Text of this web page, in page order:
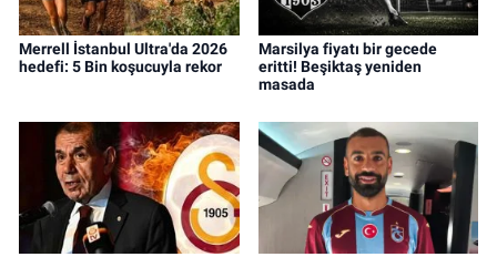
Merrell İstanbul Ultra'da 2026
hedefi: 5 Bin koşucuyla rekor
Marsilya fiyatı bir gecede
eritti! Beşiktaş yeniden
masada